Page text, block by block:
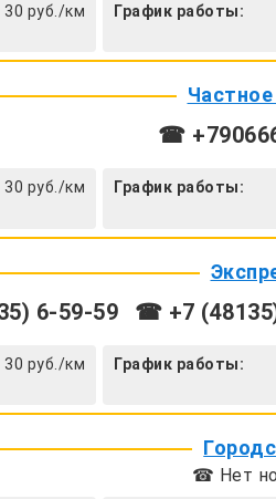
30 руб./км График работы:
☎
30 руб./км График работы:
6-59-59 ☎ +7
30 руб./км График работы:
☎ Нет